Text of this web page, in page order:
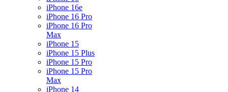
iPhone 16e
iPhone 16 Pro
iPhone 16 Pro
Max
iPhone 15
iPhone 15 Plus
iPhone 15 Pro
iPhone 15 Pro
Max
iPhone 14